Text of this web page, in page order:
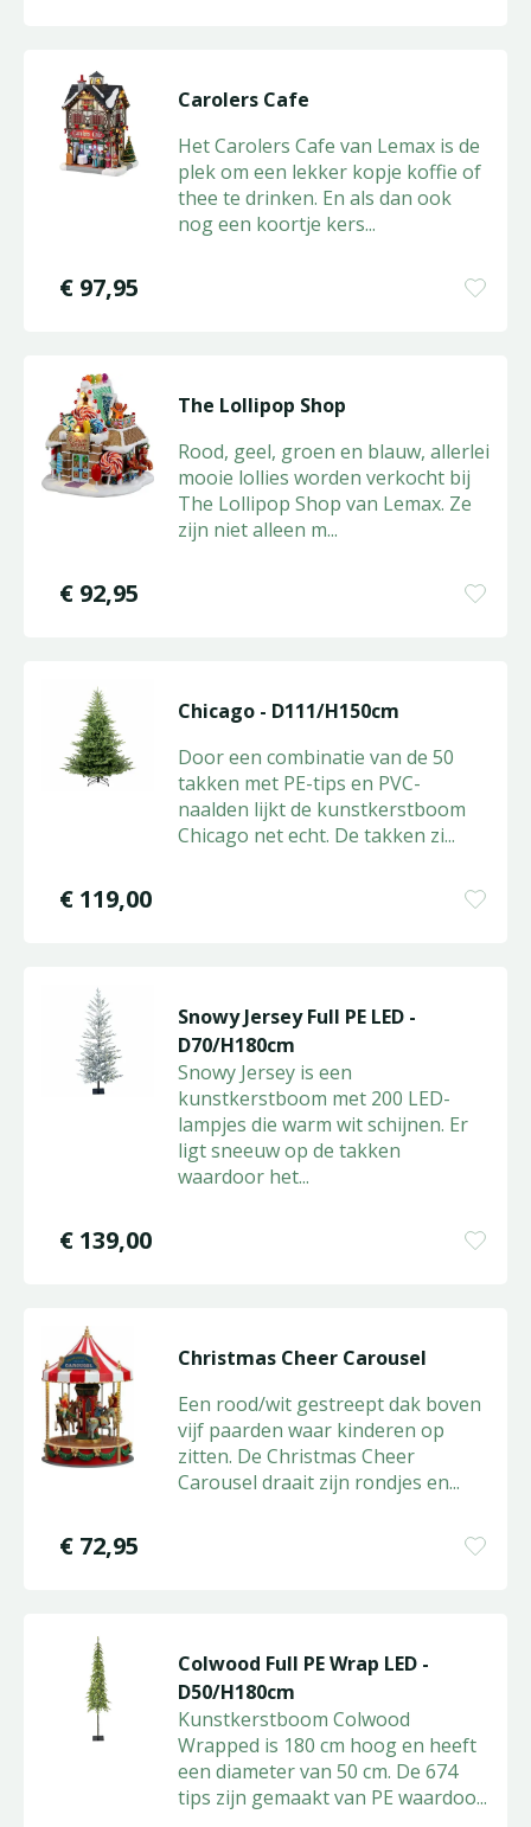
Carolers Cafe
Het Carolers Cafe van Lemax is de
plek om een lekker kopje koffie of
thee te drinken. En als dan ook
nog een koortje kers...
€ 97,95
The Lollipop Shop
Rood, geel, groen en blauw, allerlei
mooie lollies worden verkocht bij
The Lollipop Shop van Lemax. Ze
zijn niet alleen m...
€ 92,95
Chicago - D111/H150cm
Door een combinatie van de 50
takken met PE-tips en PVC-
naalden lijkt de kunstkerstboom
Chicago net echt. De takken zi...
€ 119,00
Snowy Jersey Full PE LED -
D70/H180cm
Snowy Jersey is een
kunstkerstboom met 200 LED-
lampjes die warm wit schijnen. Er
ligt sneeuw op de takken
waardoor het...
€ 139,00
Christmas Cheer Carousel
Een rood/wit gestreept dak boven
vijf paarden waar kinderen op
zitten. De Christmas Cheer
Carousel draait zijn rondjes en...
€ 72,95
Colwood Full PE Wrap LED -
D50/H180cm
Kunstkerstboom Colwood
Wrapped is 180 cm hoog en heeft
een diameter van 50 cm. De 674
tips zijn gemaakt van PE waardoo...